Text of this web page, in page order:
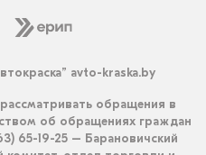
avto-kraska.by
обращения в
об обращениях граждан
65-19-25 – Барановичский